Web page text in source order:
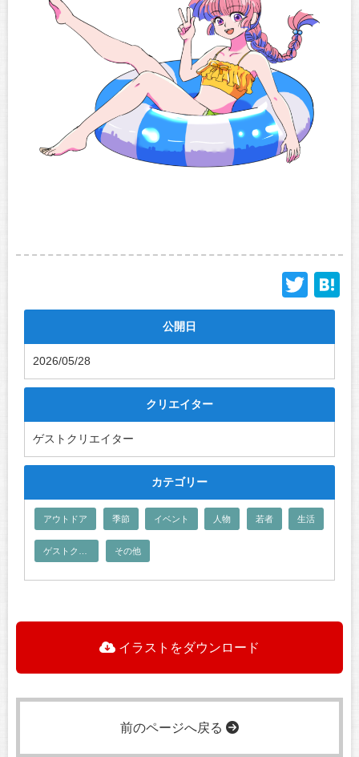
公開日
2026/05/28
クリエイター
ゲストクリエイター
カテゴリー
アウトドア 季節 イベント 人物 若者 生活
その他
イラストをダウンロード
前のページへ戻る